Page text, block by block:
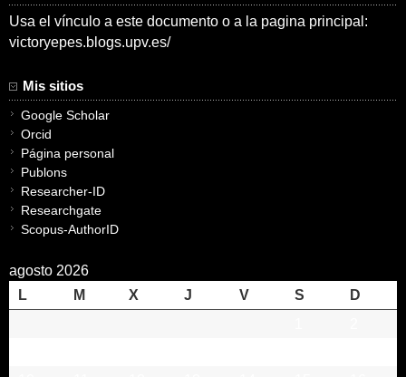
Usa el vínculo a este documento o a la pagina principal:
victoryepes.blogs.upv.es/
Mis sitios
Google Scholar
Orcid
Página personal
Publons
Researcher-ID
Researchgate
Scopus-AuthorID
agosto 2026
L
M X J V S
D